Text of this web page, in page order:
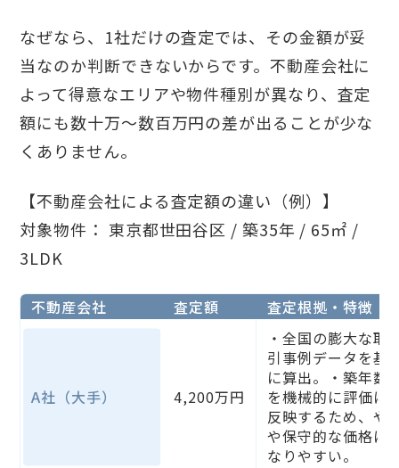
なぜなら、1社だけの査定では、その金額が妥
当なのか判断できないからです。不動産会社に
よって得意なエリアや物件種別が異なり、査定
額にも数十万〜数百万円の差が出ることが少な
くありません。
【不動産会社による査定額の違い（例）】
対象物件： 東京都世田谷区 / 築35年 / 65㎡ /
3LDK
不動産会社 査定額 査定根拠・特徴
A社（大手） 4,200万円
・全国の膨大な取
引事例データを基
に算出。・築年数
を機械的に評価に
反映するため、や
や保守的な価格に
なりやすい。